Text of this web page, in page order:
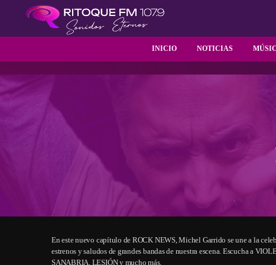
INICIO NOTICIAS
En este nuevo capítulo de ROCK NEWS, Michel Garrido se une a la
estrenos y saludos de grandes bandas de nuestra escena. Escucha a
SANABRIA, LESIÓN y mucho más.